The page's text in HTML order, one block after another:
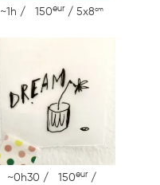
~1h / 150eur / 5x8cm
~0h30 / 150eur /